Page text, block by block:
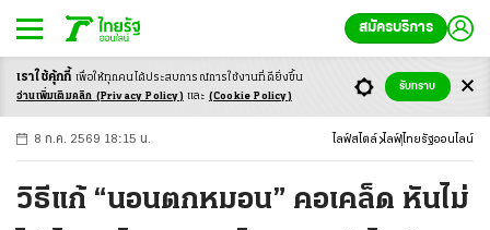
สมัครบริการ
-ก ก ก+
8 ก.ค. 2569 18:15 น. ไลฟ์สไตล์ ไลฟ์ไทยรัฐออนไลน์
วิธีแก้ “นอนตกหมอน” คอเคล็ด หันไม่
เราใช้คุ้กกี้ เพื่อให้ทุกคนได้ประสบการณ์การใช้งานที่ดียิ่งขึ้น
อ่านเพิ่มเติมคลิก (Privacy Policy) และ (Cookie Policy)
รับทราบ